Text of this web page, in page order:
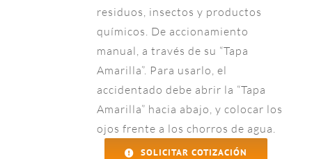
residuos, insectos y productos
químicos. De accionamiento
manual, a través de su “Tapa
Amarilla”. Para usarlo, el
accidentado debe abrir la “Tapa
Amarilla” hacia abajo, y colocar los
ojos frente a los chorros de agua.
SOLICITAR COTIZACIÓN